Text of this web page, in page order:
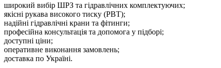
широкий вибір ШРЗ та гідравлічних комплектуючих;
якісні рукава високого тиску (РВТ);
надійні гідравлічні крани та фітинги;
професійна консультація та допомога у підборі;
доступні ціни;
оперативне виконання замовлень;
доставка по Україні.